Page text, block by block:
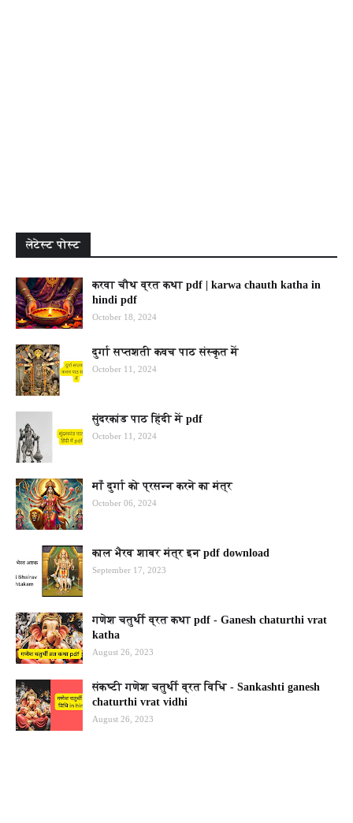
लेटेस्ट पोस्ट
करवा चौथ व्रत कथा pdf | karwa chauth katha in
hindi pdf
October 18, 2024
दुर्गा सप्तशती कवच पाठ संस्कृत में
October 11, 2024
सुंदरकांड पाठ हिंदी में pdf
October 11, 2024
माँ दुर्गा को प्रसन्न करने का मंत्र
October 06, 2024
काल भैरव शाबर मंत्र इन pdf download
September 17, 2023
गणेश चतुर्थी व्रत कथा pdf - Ganesh chaturthi vrat
katha
August 26, 2023
संकष्टी गणेश चतुर्थी व्रत विधि - Sankashti ganesh
chaturthi vrat vidhi
August 26, 2023